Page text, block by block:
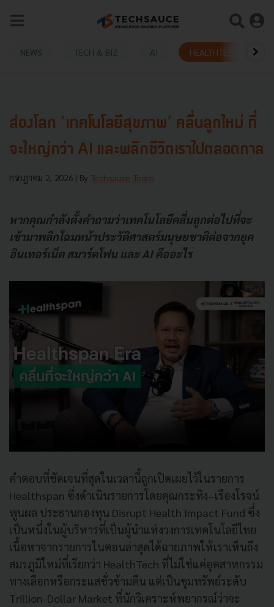
NEWS TECH & BIZ AI HEALTHTECH
ส่องโลก ‘เทคโนโลยีสุขภาพ’ คลื่นลูกใหม่ ที่
จะใหญ่กว่า AI และพลิกชีวิตเราไปตลอดกาล
กรกฎาคม 2, 2026 | By Techsauce Team
หากคุณกำลังตั้งคำถามว่าเทคโนโลยีคลื่นลูกต่อไปที่จะ
เข้ามาพลิกโฉมหน้าประวัติศาสตร์มนุษยชาติต่อจากยุค
อินเทอร์เน็ต สมาร์ตโฟน และ AI คืออะไร
คำตอบที่ชัดเจนที่สุดในเวลานี้ถูกเปิดเผยไว้ในรายการ
Healthspan ซึ่งดำเนินรายการโดยคุณกระทิง–เรืองโรจน์
พูนผล ประธานกองทุน Disrupt Health Impact Fund ซึ่ง
เป็นหนึ่งในผู้บริหารที่เป็นผู้นำแห่งวงการเทคโนโลยีไทย
เนื้อหาจากรายการในตอนล่าสุดได้ฉายภาพให้เราเห็นถึง
สมรภูมิใหม่ที่เรียกว่า HealthTech ที่ไม่ใช่แค่อุตสาหกรรม
ทางเลือกหรือกระแสชั่วข้ามคืน แต่เป็นขุมทรัพย์ระดับ
Trillion-Dollar Market ที่นักวิเคราะห์พยากรณ์ว่าจะ